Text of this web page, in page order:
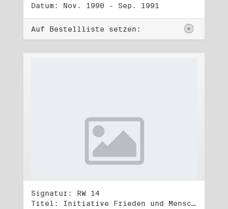
Datum: Nov. 1990 - Sep. 1991
Auf Bestellliste setzen:
Signatur: RW 14
Titel: Initiative Frieden und Menschenrechte, Volkskammerwahl 18.3.1990